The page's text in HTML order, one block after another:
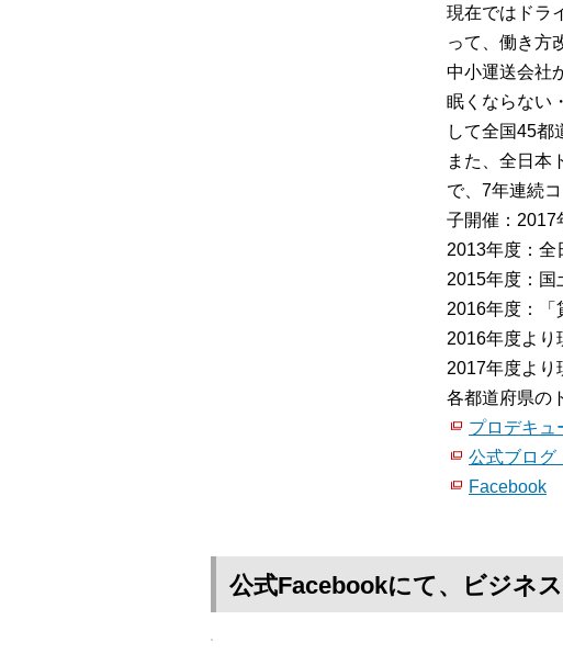
現在ではドラ
って、働き方
中小運送会社
眠くならない
して全国45都
また、全日本
で、7年連続
子開催：2017
2013年度：全
2015年度：国
2016年度：「
2016年度より
2017年度より
各都道府県の
プロデキュ
公式ブログ
Facebook
公式Facebookにて、ビジネ